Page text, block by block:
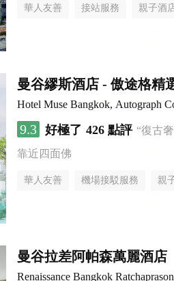
華人友善 接站服務 親子酒
曼谷繆斯酒店 - 傲途格精
Hotel Muse Bangkok, Autograph
9.3 好極了 426 點評 “復古
靠近四面佛
華人友善 機場接駁服務 親
曼谷拉差阿帕森萬麗酒店
Renaissance Bangkok